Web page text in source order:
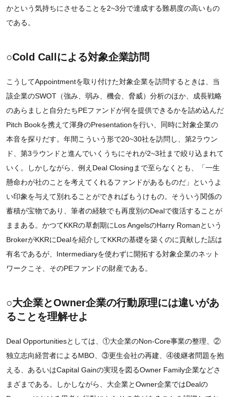
かという気持ちにさせることを2~3分で達成する難易度の高いもの
である。
○Cold Callによる対象企業訪問
こうしてAppointmentを取り付けた対象企業を訪問するときは、当
該企業のSWOT（強み、弱み、機会、脅威）分析のほか、成長戦略
のあらましと自分たちPEファンドが何を提供できるかを詰め込んだ
Pitch Bookを携えて渾身のPresentationを行い、同時に対象企業の
本音を探りだす。年間こういう形で20~30社を訪問し、第2ラウン
ド、第3ラウンドと進んでいくうちにそれが2~3社まで絞り込まれて
いく。しかしながら、例えDeal Closingまで至らなくとも、「一生
懸命わが社のことを考えてくれるファンドがあるものだ」というよ
い印象を与えて別れることができればもうけもの。そういう関係の
蓄積が宝物であり、筆者の経験でも再度別のDealで復活することが
ままある。かつてKKRの草創期にLos AngelsのHarry Romanという
BrokerがKKRにDealを紹介してKKRの基礎を築くのに貢献した話は
有名であるが、Intermediaryを使わずに開拓する対象企業のネット
ワークこそ、そのPEファンドの財産である。
○大企業とOwner企業の行動原理には違いがあ
ることを理解せよ
Deal Opportunitiesとしては、①大企業のNon-Core事業の整理、②
独立志向経営者によるMBO、③更生会社の再建、④後継者問題を抱
える、あるいはCapital Gainの実現を図るOwner Family企業などさ
まざまである。しかしながら、大企業とOwner企業ではDealの